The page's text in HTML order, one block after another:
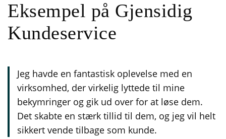
Eksempel på Gjensidig
Kundeservice
Jeg havde en fantastisk oplevelse med en
virksomhed, der virkelig lyttede til mine
bekymringer og gik ud over for at løse dem.
Det skabte en stærk tillid til dem, og jeg vil helt
sikkert vende tilbage som kunde.